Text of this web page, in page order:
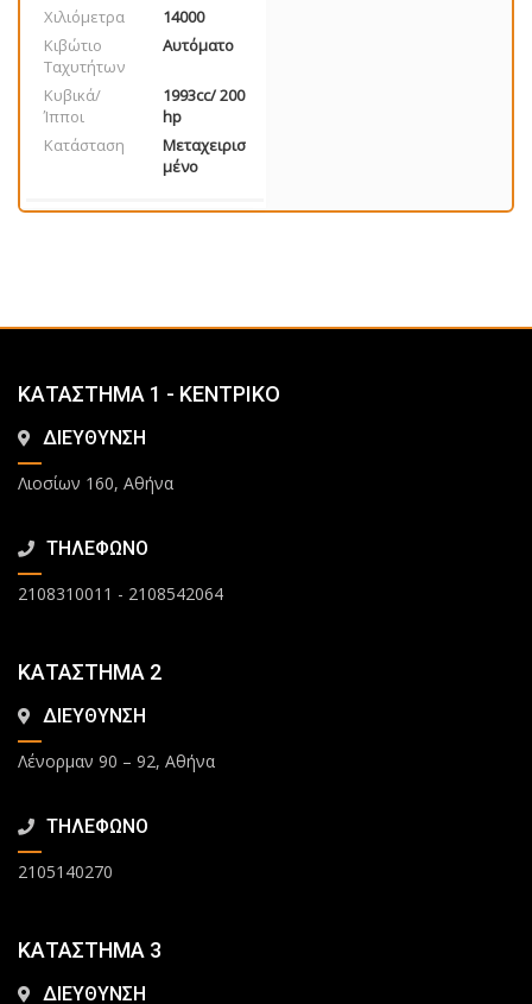
Χιλιόμετρα
14000
Κιβώτιο
Ταχυτήτων
Αυτόματο
Κυβικά/
Ίπποι
1993cc/ 200
hp
Κατάσταση
Μεταχειρισ
μένο
ΚΑΤΑΣΤΗΜΑ 1 - ΚΕΝΤΡΙΚΟ
ΔΙΕΥΘΥΝΣΗ
Λιοσίων 160, Αθήνα
ΤΗΛΕΦΩΝΟ
2108310011 - 2108542064
ΚΑΤΑΣΤΗΜΑ 2
ΔΙΕΥΘΥΝΣΗ
Λένορμαν 90 – 92, Αθήνα
ΤΗΛΕΦΩΝΟ
2105140270
ΚΑΤΑΣΤΗΜΑ 3
ΔΙΕΥΘΥΝΣΗ